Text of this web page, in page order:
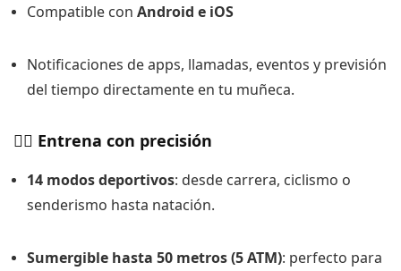
Compatible con Android e iOS
Notificaciones de apps, llamadas, eventos y previsión
del tiempo directamente en tu muñeca.
🏋️‍♂️ Entrena con precisión
14 modos deportivos: desde carrera, ciclismo o
senderismo hasta natación.
Sumergible hasta 50 metros (5 ATM): perfecto para